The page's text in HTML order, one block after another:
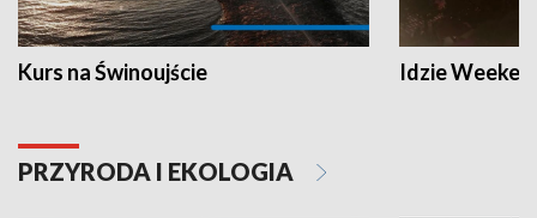
Kurs na Świnoujście Idzie
PRZYRODA I EKOLOGIA